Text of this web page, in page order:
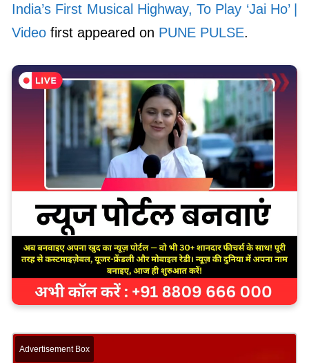
India’s First Musical Highway, To Play ‘Jai Ho’ |
Video first appeared on PUNE PULSE.
Advertisement Box